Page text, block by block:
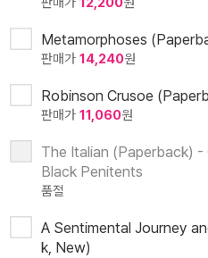
Metamorphoses
판매가 14,240원
Robinson Crusoe
판매가 11,060원
The Italian (Paperback)
Black Penitents
품절
A Sentimental Journey
k, New)